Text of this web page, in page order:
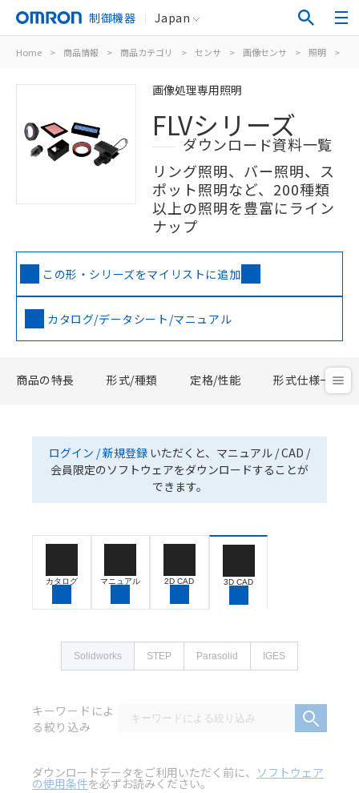
制御機器 Japan
Home > 商品情報 > 商品カテゴリ > センサ > 画像センサ > 照明 >
画像処理専用照明
FLVシリーズ
ダウンロード資料一覧
リング照明、バー照明、ス
ポット照明など、200種類
以上の照明を豊富にライン
ナップ
この形・シリーズをマイリストに追加
カタログ/データシート/マニュアル
商品の特長 形式/種類 定格/性能 形式仕様一覧
ログイン / 新規登録 いただくと、マニュアル / CAD /
会員限定のソフトウェアをダウンロードすることが
できます。
カタログ マニュアル 2D CAD 3D CAD
Solidworks STEP Parasolid IGES
キーワードによ
る絞り込み
ダウンロードデータをご利用いただく前に、 ソフトウェア
の使用条件を必ずお読みください。